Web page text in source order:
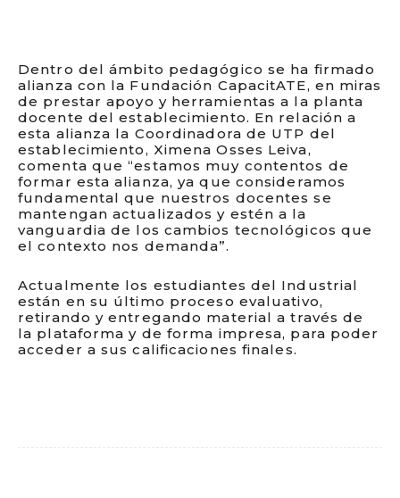
Dentro del ámbito pedagógico se ha firmado
alianza con la Fundación CapacitATE, en miras
de prestar apoyo y herramientas a la planta
docente del establecimiento. En relación a
esta alianza la Coordinadora de UTP del
establecimiento, Ximena Osses Leiva,
comenta que “estamos muy contentos de
formar esta alianza, ya que consideramos
fundamental que nuestros docentes se
mantengan actualizados y estén a la
vanguardia de los cambios tecnológicos que
el contexto nos demanda”.
Actualmente los estudiantes del Industrial
están en su último proceso evaluativo,
retirando y entregando material a través de
la plataforma y de forma impresa, para poder
acceder a sus calificaciones finales.